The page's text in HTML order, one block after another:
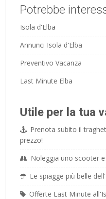
Potrebbe
Isola d'Elba
Annunci Isola d'Elba
Preventivo Vacanza
Last Minute Elba
Utile per la tua
Prenota subito il
prezzo!
Noleggia uno scooter
Le spiagge più belle
Offerte Last Minute